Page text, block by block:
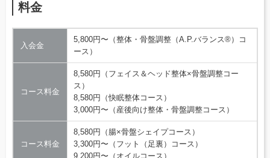
料金
入会金
5,800円〜（整体・骨盤調整（A.P.バランス®）コ
ース）
コース料金
8,580円（フェイス＆ヘッド整体×骨盤調整コー
ス）
8,580円（快眠整体コース）
3,000円〜（産後向け整体・骨盤調整コース）
コース料金
8,580円（腸×骨盤シェイプコース）
3,300円〜（フット（足裏）コース）
9,200円〜（オイルコース）